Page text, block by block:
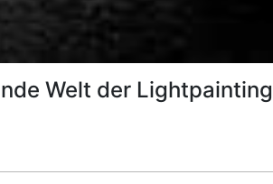
Welt der Lightpainting